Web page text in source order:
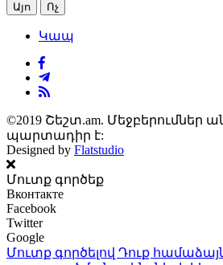
Այո Ոչ
Կապ
©2019 Շեշտ.am. Մեջբերումներ
պարտադիր է:
Designed by Flatstudio
Մուտք գործեք
Вконтакте
Facebook
Twitter
Google
Մուտք գործելով Դուք